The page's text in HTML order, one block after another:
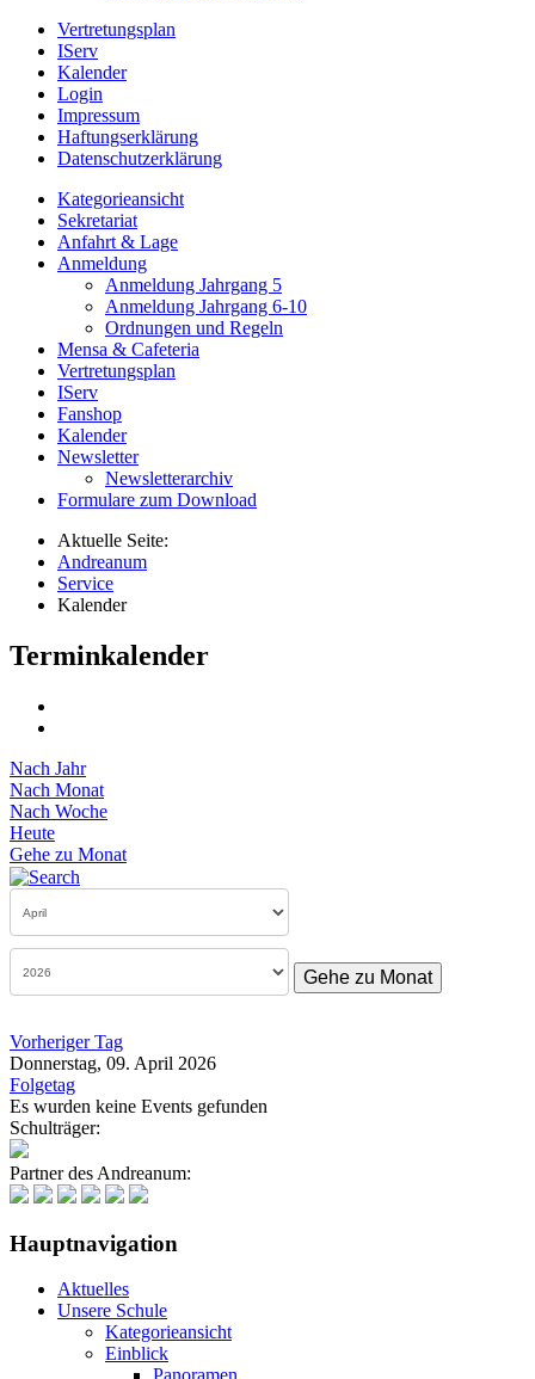
Vertretungsplan
IServ
Kalender
Login
Impressum
Haftungserklärung
Datenschutzerklärung
Kategorieansicht
Sekretariat
Anfahrt & Lage
Anmeldung
Anmeldung Jahrgang 5
Anmeldung Jahrgang 6-10
Ordnungen und Regeln
Mensa & Cafeteria
Vertretungsplan
IServ
Fanshop
Kalender
Newsletter
Newsletterarchiv
Formulare zum Download
Aktuelle Seite:
Andreanum
Service
Kalender
Terminkalender
Nach Jahr
Nach Monat
Nach Woche
Heute
Gehe zu Monat
Gehe zu Monat
Vorheriger Tag
Donnerstag, 09. April 2026
Folgetag
Es wurden keine Events gefunden
Schulträger:
Partner des Andreanum:
Hauptnavigation
Aktuelles
Unsere Schule
Kategorieansicht
Einblick